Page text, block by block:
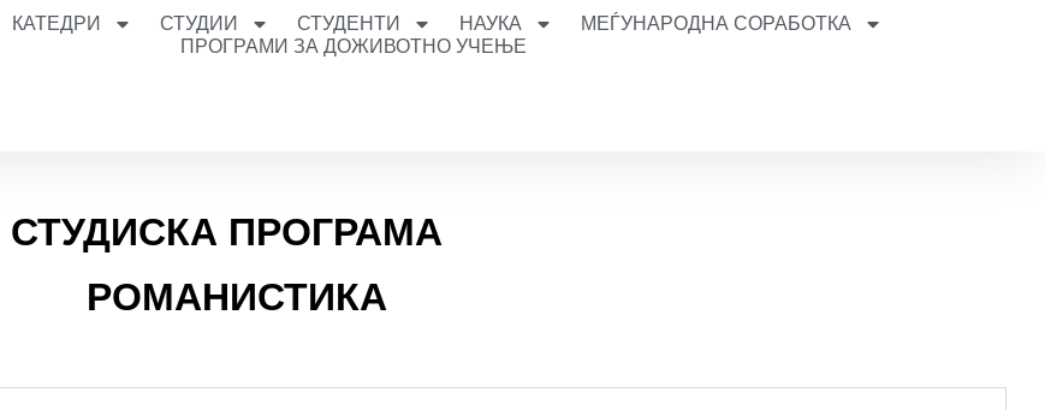
КАТЕДРИ СТУДИИ СТУДЕНТИ НАУКА
МЕЃУНАРОДНА СОРАБОТКА
ПРОГРАМИ ЗА ДОЖИВОТНО УЧЕЊЕ
СТУДИСКА ПРОГРАМА
РОМАНИСТИКА